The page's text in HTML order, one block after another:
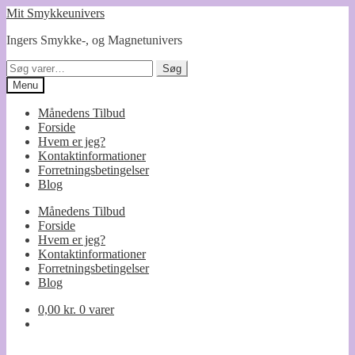
Spring
navigation
Spring
indhold
Mit Smykkeunivers
Ingers Smykke-, og Magnetunivers
Søg
efter:
Søg
Menu
Månedens Tilbud
Forside
Hvem er jeg?
Kontaktinformationer
Forretningsbetingelser
Blog
Månedens Tilbud
Forside
Hvem er jeg?
Kontaktinformationer
Forretningsbetingelser
Blog
0,00 kr. 0 varer